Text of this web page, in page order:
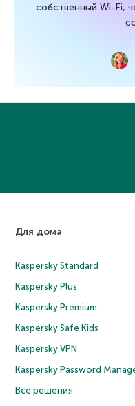
собственный Wi-Fi,
Для дома
Kaspersky Standard
Kaspersky Plus
Kaspersky Premium
Kaspersky Safe Kids
Kaspersky VPN
Kaspersky Password
Все решения